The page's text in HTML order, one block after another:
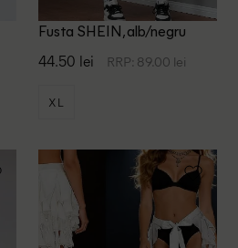
Fusta SHEIN, alb/negru
44.50 lei RRP: 89.00 lei
XL